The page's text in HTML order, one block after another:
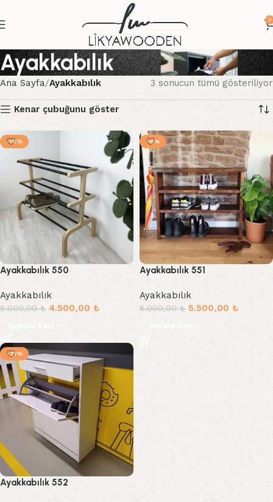
0
Ayakkabılık
Ana Sayfa Ayakkabılık 3 sonucun tümü gösteriliyor
Kenar çubuğunu göster
-10%
Ayakkabılık 550
Ayakkabılık
5.000,00₺ 4.500,00 ₺
Sepete Ekle
-8%
Ayakkabılık 551
Ayakkabılık
6.000,00₺ 5.500,00 ₺
Sepete Ekle
-21%
Ayakkabılık 552